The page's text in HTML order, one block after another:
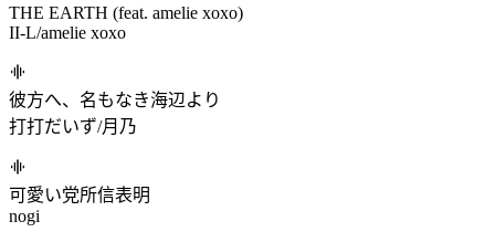
Team Grimoire
Weaver & Wanderer
黒魔
THE ULTIMACY
aran/Massive New Krew